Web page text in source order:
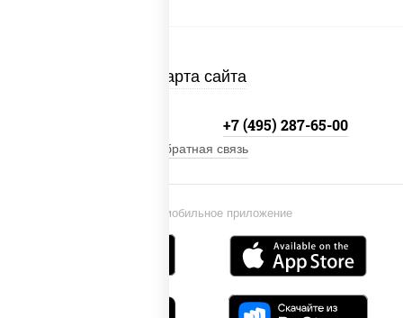
Карта сайта
Установи мобильное приложение
+7 (495) 287-65-00
Обратная связь